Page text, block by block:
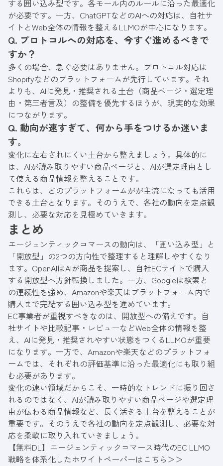
する囲い込み型です。各モール内のルールに沿った最適化
が必要です。一方、ChatGPTなどのAIへの対応は、自社サ
イトとWeb全体の情報を整えるLLMOが中心になります。
Q. プロトコルへの対応を、今すぐ進めるべきで
すか？
多くの場合、急ぐ必要はありません。プロトコル対応は
Shopifyなどのプラットフォームが先行しています。それ
よりも、AIに発見・推奨される土台（商品ページ・選定理
由・第三者言及）の整備を優先するほうが、現実的な効果
につながります。
Q. 動向が速すぎて、何から手をつけるか迷いま
す。
変化に左右されにくい土台から整えましょう。具体的に
は、AIが読み取りやすい商品ページと、AIが選定理由とし
て使える商品情報を整えることです。
これらは、どのプラットフォームがが主流になっても活用
できる土台となります。そのうえで、各社の動向を定点観
測し、必要な対応を見極めていきます。
まとめ
エージェンティックコマースの動向は、「囲い込み型」と
「開放型」の2つの方向性で整理すると理解しやすくなり
ます。OpenAIはAIが商品を提案し、自社ECサイトで購入
する開放型へ方針転換しました。一方、Googleは検索と
の連続性を強め、Amazonや楽天はプラットフォーム内で
購入まで完結する囲い込み型を進めています。
EC事業者が重視すべきなのは、開放型への備えです。自
社サイトや比較記事・レビューなどWeb全体の情報を整
え、AIに発見・推奨されやすい状態をつくるLLMOが重要
になります。一方で、Amazonや楽天などのプラットフォ
ームでは、それぞれの評価基準に沿った最適化にも取り組
む必要があります。
変化の速い領域だからこそ、一時的なトレンドに振り回さ
れるのではなく、AIが読み取りやすい商品ページや選定理
由が伝わる商品情報など、長く活きる土台を整えることが
重要です。そのうえで各社の動向を定点観測し、必要な対
応を柔軟に取り入れていきましょう。
【無料DL】エージェンティックコマース時代のEC LLMO
戦略を体系化したホワイトペーパーはこちら＞＞